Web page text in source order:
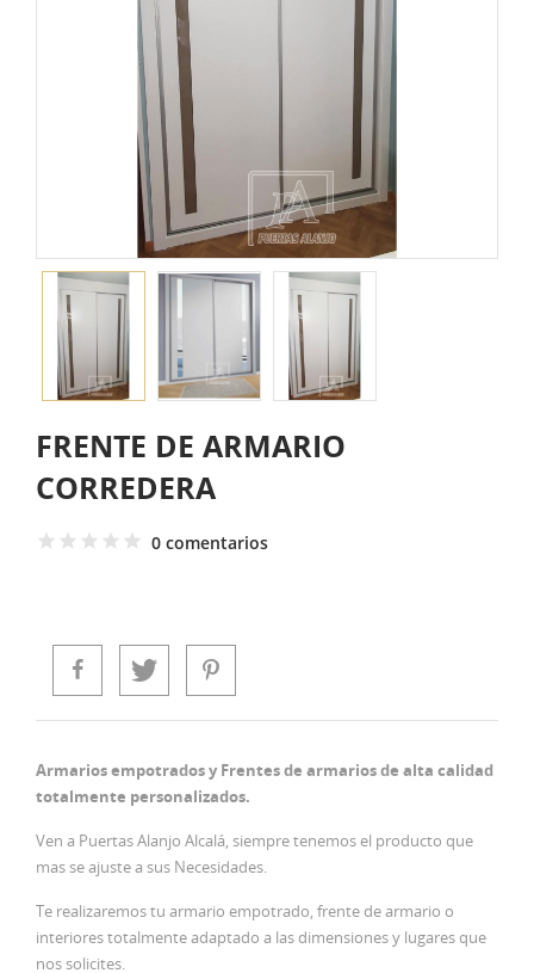
FRENTE DE ARMARIO
CORREDERA
0 comentarios
Armarios empotrados y Frentes de armariosde alta calidad
totalmente personalizados.
Ven a Puertas Alanjo Alcalá, siempre tenemos el producto que
mas se ajuste a sus Necesidades.
Te realizaremos tu armario empotrado, frente de armario o
interiores totalmente adaptado a las dimensiones y lugares que
nos solicites.